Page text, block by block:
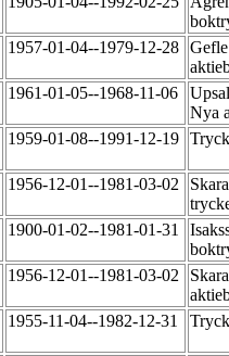
1957-01-04--1979-12-28
1961-01-05--1968-11-06
Nya
1959-01-08--1991-12-19
1956-12-01--1981-03-02
1900-01-02--1981-01-31
1956-12-01--1981-03-02
1955-11-04--1982-12-31